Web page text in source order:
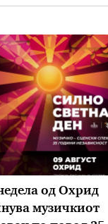
од Охрид
музичкиот